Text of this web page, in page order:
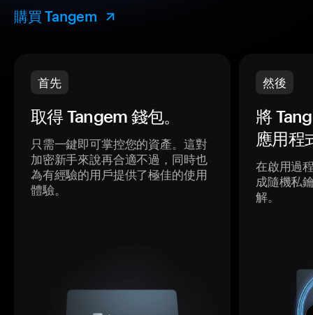
購買 Tangem
首先
取得 Tangem 錢包。
只需一鍵即可掌控您的資產。這對
加密新手來說再合適不過，同時也
為有經驗的用戶提供了極佳的使用
體驗。
然後
將
應用程
在啟用過
成隨機私
解。